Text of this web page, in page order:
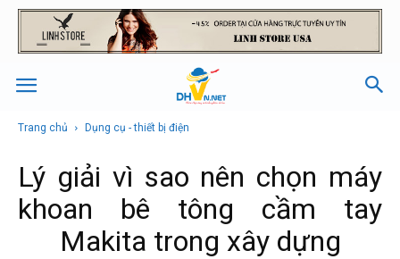
Trang chủ Dụng cụ - thiết bị điện
Lý giải vì sao nên chọn máy
khoan bê tông cầm tay
Makita trong xây dựng